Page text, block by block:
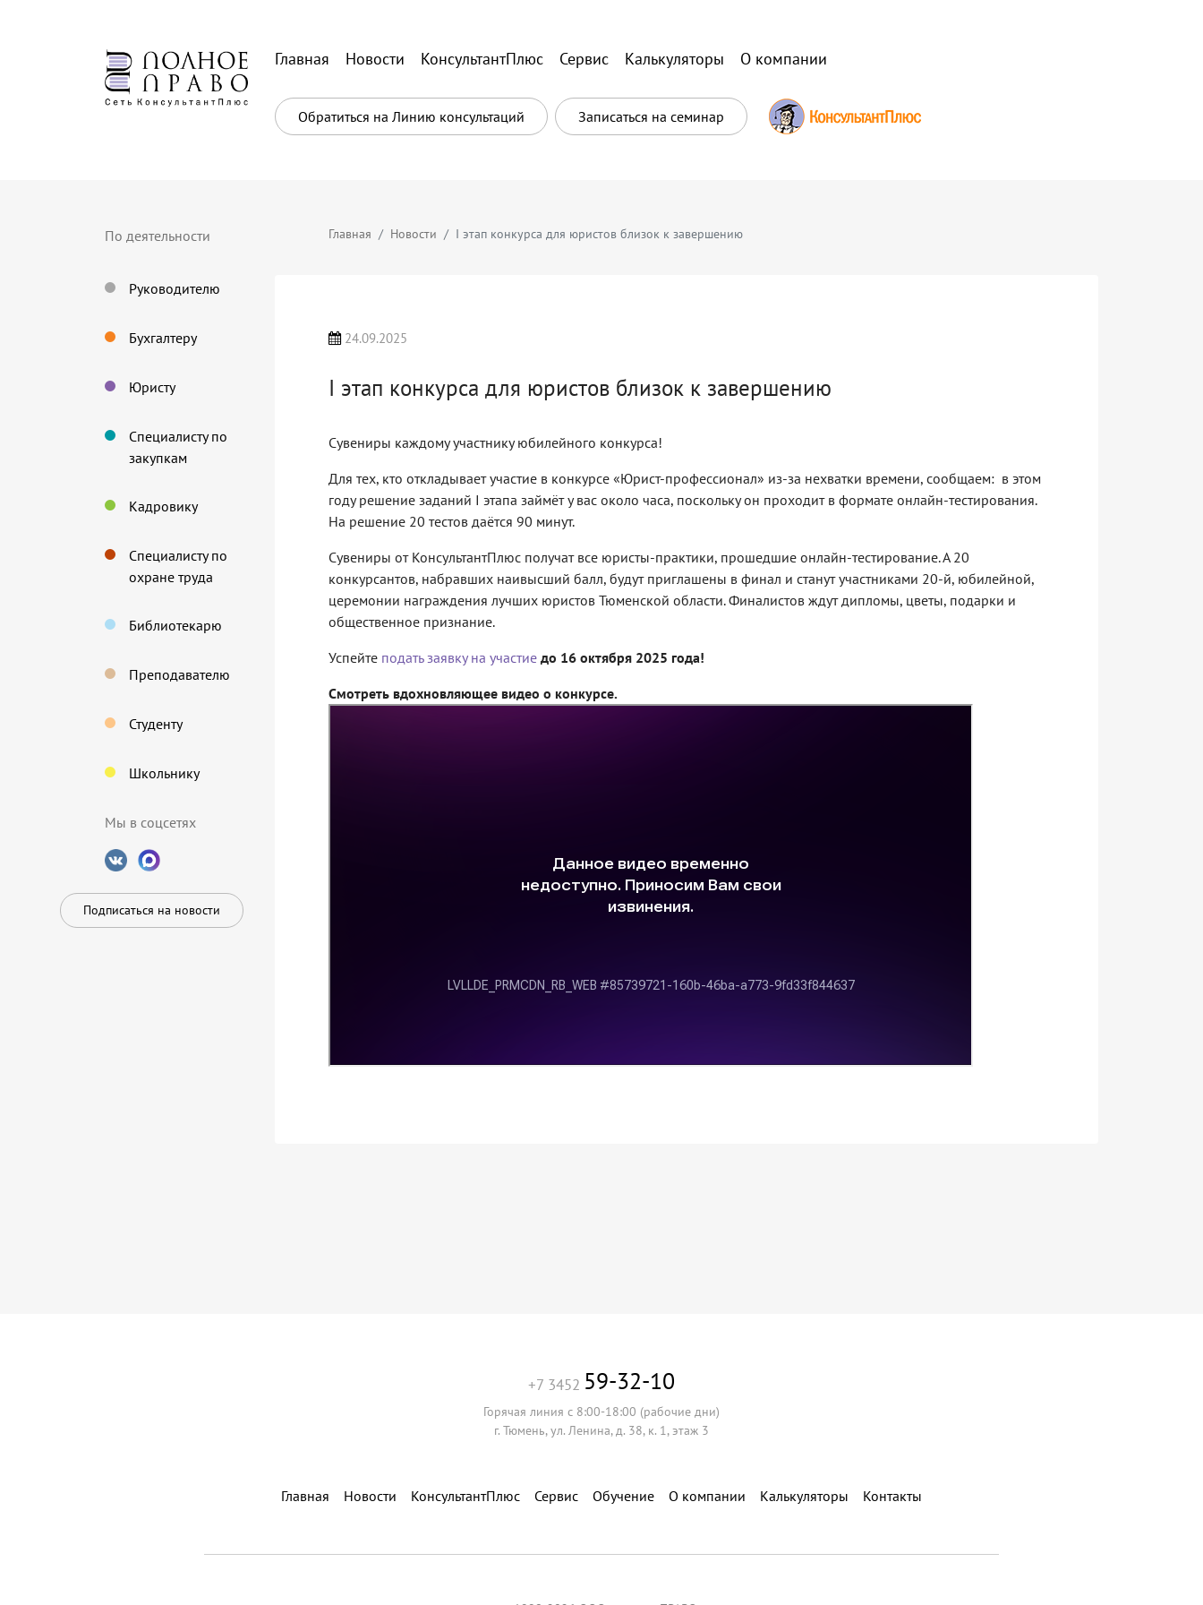
Главная Новости КонсультантПлюс Сервис Калькуляторы О компании
Обратиться на Линию консультаций Записаться на семинар
По деятельности
Руководителю
Бухгалтеру
Юристу
Специалисту по
закупкам
Кадровику
Специалисту по
охране труда
Библиотекарю
Преподавателю
Студенту
Школьнику
Мы в соцсетях
Подписаться на новости
Главная Новости I этап конкурса для юристов близок к завершению
24.09.2025
I этап конкурса для юристов близок к завершению
Сувениры каждому участнику юбилейного конкурса!
Для тех, кто откладывает участие в конкурсе «Юрист-профессионал» из-за нехватки времени, сообщаем: в этом
году решение заданий I этапа займёт у вас около часа, поскольку он проходит в формате онлайн-тестирования.
На решение 20 тестов даётся 90 минут.
Сувениры от КонсультантПлюс получат все юристы-практики, прошедшие онлайн-тестирование. А 20
конкурсантов, набравших наивысший балл, будут приглашены в финал и станут участниками 20-й, юбилейной,
церемонии награждения лучших юристов Тюменской области. Финалистов ждут дипломы, цветы, подарки и
общественное признание.
Успейте подать заявку на участие до 16 октября 2025 года!
Смотреть вдохновляющее видео о конкурсе.
+7 3452 59-32-10
Горячая линия с 8:00-18:00 (рабочие дни)
г. Тюмень, ул. Ленина, д. 38, к. 1, этаж 3
Главная Новости КонсультантПлюс Сервис Обучение О компании Калькуляторы Контакты